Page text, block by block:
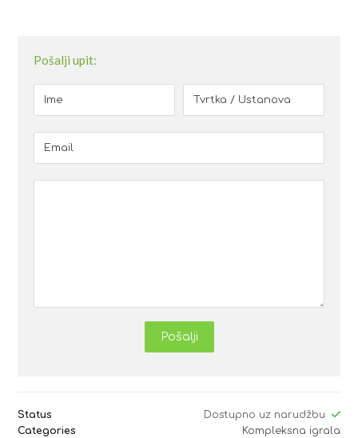
Pošalji upit:
Pošalji
Status
Dostupno uz narudžbu
Categories
Kompleksna igrala